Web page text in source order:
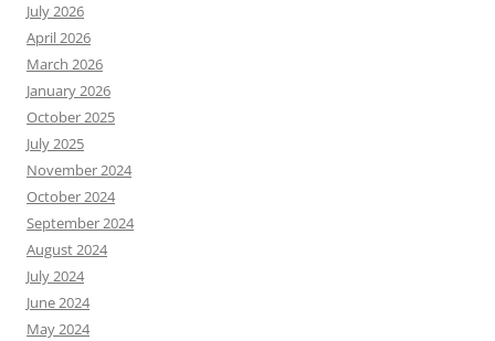
July 2026
April 2026
March 2026
January 2026
October 2025
July 2025
November 2024
October 2024
September 2024
August 2024
July 2024
June 2024
May 2024